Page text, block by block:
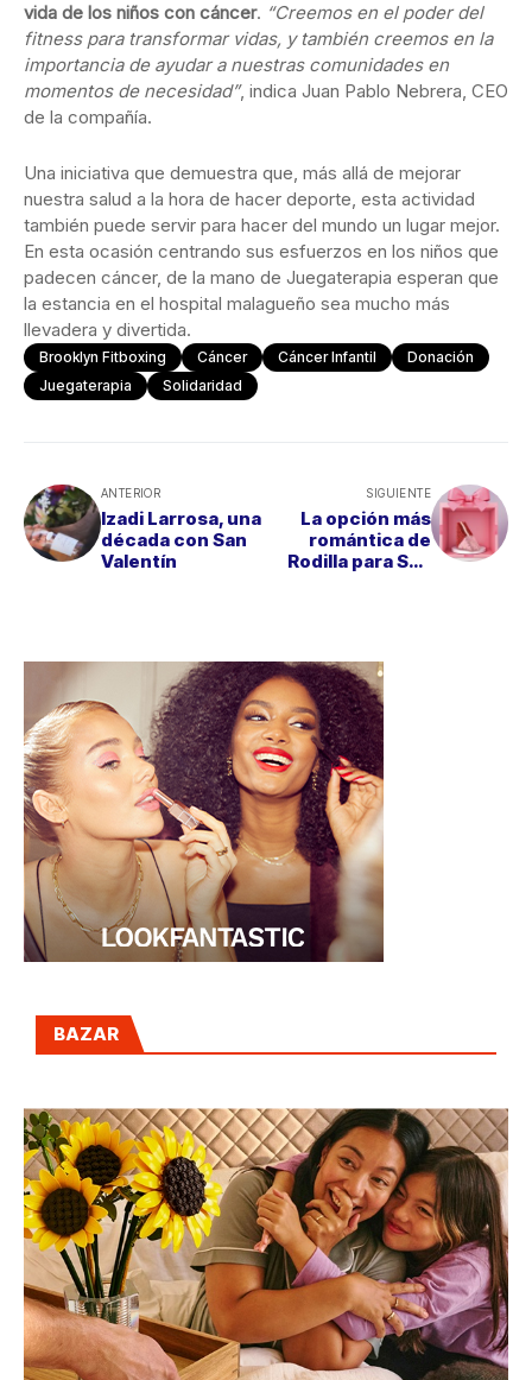
vida de los niños con cáncer. “Creemos en el poder del
fitness para transformar vidas, y también creemos en la
importancia de ayudar a nuestras comunidades en
momentos de necesidad”, indica Juan Pablo Nebrera, CEO
de la compañía.
Una iniciativa que demuestra que, más allá de mejorar
nuestra salud a la hora de hacer deporte, esta actividad
también puede servir para hacer del mundo un lugar mejor.
En esta ocasión centrando sus esfuerzos en los niños que
padecen cáncer, de la mano de Juegaterapia esperan que
la estancia en el hospital malagueño sea mucho más
llevadera y divertida.
Brooklyn Fitboxing Cáncer Cáncer Infantil
Donación
Juegaterapia
Solidaridad
ANTERIOR
Izadi Larrosa, una
década con San
Valentín
SIGUIENTE
La opción más
romántica de
Rodilla para San
BAZAR